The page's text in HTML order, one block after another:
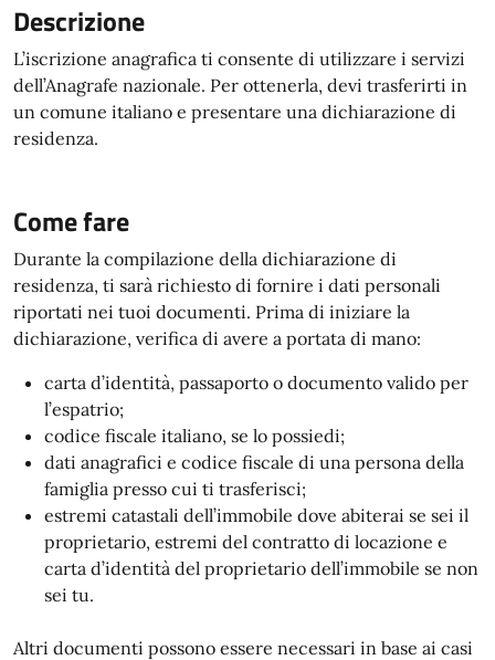
Descrizione
L’iscrizione anagrafica ti consente di utilizzare i servizi
dell’Anagrafe nazionale. Per ottenerla, devi trasferirti in
un comune italiano e presentare una dichiarazione di
residenza.
Come fare
Durante la compilazione della dichiarazione di
residenza, ti sarà richiesto di fornire i dati personali
riportati nei tuoi documenti. Prima di iniziare la
dichiarazione, verifica di avere a portata di mano:
carta d’identità, passaporto o documento valido per
l’espatrio;
codice fiscale italiano, se lo possiedi;
dati anagrafici e codice fiscale di una persona della
famiglia presso cui ti trasferisci;
estremi catastali dell’immobile dove abiterai se sei il
proprietario, estremi del contratto di locazione e
carta d’identità del proprietario dell’immobile se non
sei tu.
Altri documenti possono essere necessari in base ai casi